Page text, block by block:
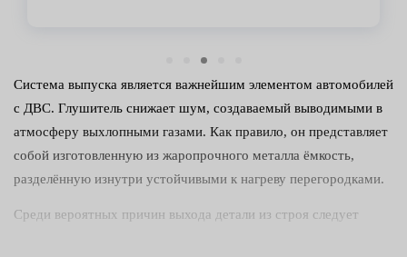
Система выпуска является важнейшим элементом автомобилей
с ДВС. Глушитель снижает шум, создаваемый выводимыми в
атмосферу выхлопными газами. Как правило, он представляет
собой изготовленную из жаропрочного металла ёмкость,
разделённую изнутри устойчивыми к нагреву перегородками.
Среди вероятных причин выхода детали из строя следует